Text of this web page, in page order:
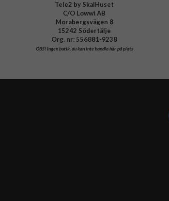
Tele2 by SkalHuset
C/O Lowwi AB
Morabergsvägen 8
15242 Södertälje
Org. nr: 556881-9238
OBS!Ingen butik, du kan inte handla här på plats